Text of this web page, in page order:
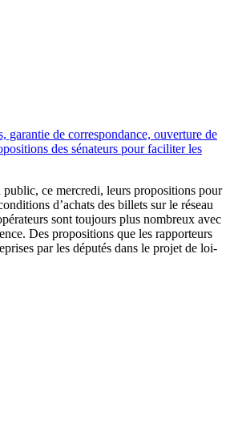
garantie de correspondance, ouverture de
des sénateurs pour faciliter les
public, ce mercredi, leurs propositions pour
d’achats des billets sur le réseau
sont toujours plus nombreux avec
Des propositions que les rapporteurs
par les députés dans le projet de loi-